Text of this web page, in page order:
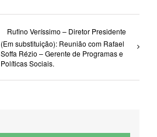
Rufino Veríssimo – Diretor Presidente
(Em substituição): Reunião com Rafael
Soffa Rézio – Gerente de Programas e
Políticas Sociais.